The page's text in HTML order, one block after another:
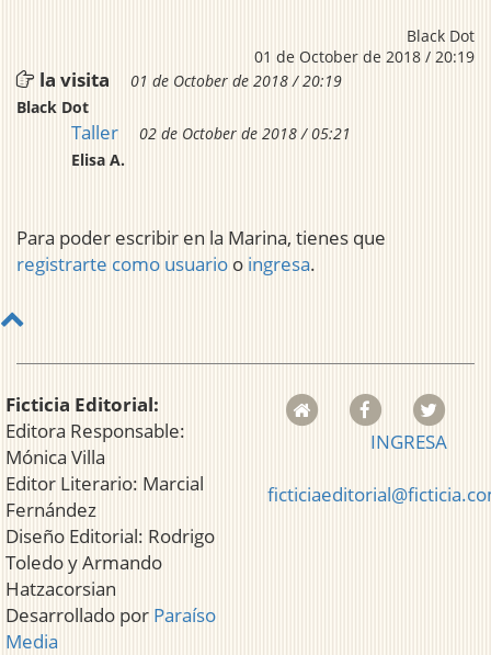
Black Dot
01 de October de 2018 / 20:19
la visita
01 de October de 2018 / 20:19
Black Dot
Taller
02 de October de 2018 / 05:21
Elisa A.
Para poder escribir en la Marina, tienes que
registrarte como usuario o ingresa.
Ficticia Editorial:
Editora Responsable:
Mónica Villa
Editor Literario: Marcial
Fernández
Diseño Editorial: Rodrigo
Toledo y Armando
Hatzacorsian
Desarrollado por Paraíso
Media
INGRESA